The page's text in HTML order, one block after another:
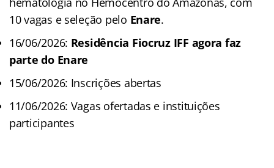
10 vagas e seleção pelo Enare.
16/06/2026: Residência Fiocruz IFF agora faz
parte do Enare
15/06/2026: Inscrições abertas
11/06/2026: Vagas ofertadas e instituições
participantes